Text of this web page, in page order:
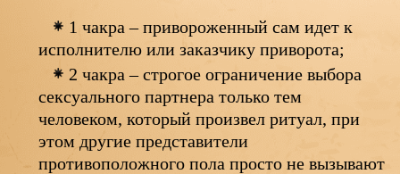
1 чакра – привороженный сам идет к
исполнителю или заказчику приворота;
2 чакра – строгое ограничение выбора
сексуального партнера только тем
человеком, который произвел ритуал, при
этом другие представители
противоположного пола просто не вызывают